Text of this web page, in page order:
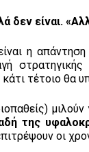
δεν είναι.
η
τέτοιο θα
της
οι